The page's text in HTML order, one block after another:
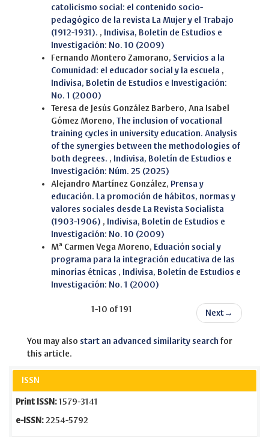
catolicismo social: el contenido socio-
pedagógico de la revista La Mujer y el Trabajo
(1912-1931). , Indivisa, Boletín de Estudios e
Investigación: No. 10 (2009)
Fernando Montero Zamorano, Servicios a la
Comunidad: el educador social y la escuela ,
Indivisa, Boletín de Estudios e Investigación:
No. 1 (2000)
Teresa de Jesús González Barbero, Ana Isabel
Gómez Moreno, The inclusion of vocational
training cycles in university education. Analysis
of the synergies between the methodologies of
both degrees. , Indivisa, Boletín de Estudios e
Investigación: Núm. 25 (2025)
Alejandro Martínez González, Prensa y
educación. La promoción de hábitos, normas y
valores sociales desde La Revista Socialista
(1903-1906) , Indivisa, Boletín de Estudios e
Investigación: No. 10 (2009)
Mª Carmen Vega Moreno, Eduación social y
programa para la integración educativa de las
minorías étnicas , Indivisa, Boletín de Estudios e
Investigación: No. 1 (2000)
1-10 of 191 Next →
You may also start an advanced similarity search for
this article.
ISSN
Print ISSN: 1579-3141
e-ISSN: 2254-5792